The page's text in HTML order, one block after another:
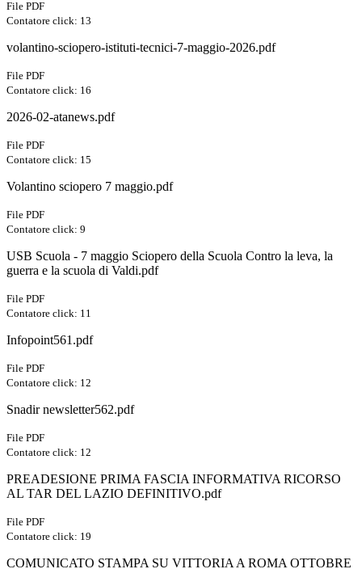
File PDF
Contatore click: 13
volantino-sciopero-istituti-tecnici-7-maggio-2026.pdf
File PDF
Contatore click: 16
2026-02-atanews.pdf
File PDF
Contatore click: 15
Volantino sciopero 7 maggio.pdf
File PDF
Contatore click: 9
USB Scuola - 7 maggio Sciopero della Scuola Contro la leva, la
guerra e la scuola di Valdi.pdf
File PDF
Contatore click: 11
Infopoint561.pdf
File PDF
Contatore click: 12
Snadir newsletter562.pdf
File PDF
Contatore click: 12
PREADESIONE PRIMA FASCIA INFORMATIVA RICORSO
AL TAR DEL LAZIO DEFINITIVO.pdf
File PDF
Contatore click: 19
COMUNICATO STAMPA SU VITTORIA A ROMA OTTOBRE